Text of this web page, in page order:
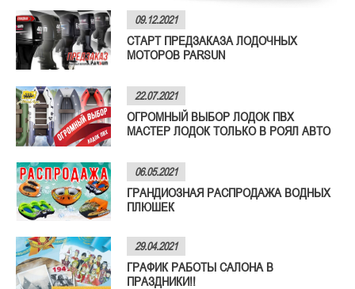
09.12.2021
СТАРТ ПРЕДЗАКАЗА ЛОДОЧНЫХ
МОТОРОВ PARSUN
22.07.2021
ОГРОМНЫЙ ВЫБОР ЛОДОК ПВХ
МАСТЕР ЛОДОК ТОЛЬКО В РОЯЛ АВТО
06.05.2021
ГРАНДИОЗНАЯ РАСПРОДАЖА ВОДНЫХ
ПЛЮШЕК
29.04.2021
ГРАФИК РАБОТЫ САЛОНА В
ПРАЗДНИКИ!!